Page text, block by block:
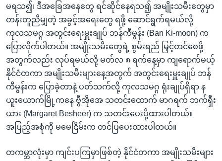
ကြည့်
ပင်မ
ညွန်း
စာမျက်နှာ
ကျော်
ကြည့်
အမေရိကန်သုံးအီဒီယံ
မကြေးမုံရဲ့ အင်္ဂလိပ်စာ
ရုပ်ရှင်ထဲက အင်္ဂလိပ်စာ
သုတပဒေသာ အင်္ဂလိပ်စာ
အပတ်စဉ်ကဏ္ဍများ
ရေဒီယို
တီဗွီ
ရေဒီယိုနှင့်ရုပ်သံ အချက်အလက်များ
ရေဒီယို/တီဗွီအစီအစဉ်
Learning English
ဗွီအိုအေ လူမှုကွန်ယက်များ
မရသ၍၊ ဒီအခြေအနေတွေ ရင်ဆိုင်နေရသ၍ အမျိုးသမီးတွေမှာ
တန်းတူညီမျှတဲ့ အခွင့်အရေးတွေ ရဖို့ ဆောင်ရွက်ရမယ်လို့
ကုလသမဂ္ဂ အတွင်းရေးမှူးချုပ် ဘန်ကီမွန်း (Ban Ki-moon) က
ပြောလိုက်ပါတယ်။ အမျိုးသမီးတွေရဲ့ စွမ်းရည် မြှင့်တင်စေဖို့
အတွက်လည်း လုပ်ရမယ်လို့ မတ်လ ၈ ရက်နေ့မှာ ကျရောက်မယ့်
နိုင်ငံတကာ အမျိုးသမီးများနေ့အတွက် အတွင်းရေးမှူးချုပ် ဘန်
ကီမွန်းက ပြောခဲ့တာနဲ့ ပတ်သက်လို့ ကုလသမဂ္ဂ ရုံးချုပ်ရှိရာ န
ယူးယောက်မြို့ကနေ ဗွီအိုအေ သတင်းထောက် မာဂရက် ဘက်ရှီး
ယား (Margaret Besheer) က သတင်းပေးပို့ထားပါတယ်။
အပြည့်အစုံကို မမေငြိမ်းက တင်ပြပေးထားပါတယ်။
တကမ္ဘာလုံးမှာ ကျင်းပကြမှာဖြစ်တဲ့ နိုင်ငံတကာ အမျိုးသမီးများ